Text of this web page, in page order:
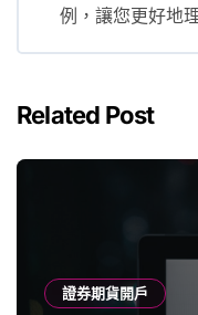
例，讓您更好地
Related Post
證券期貨開戶